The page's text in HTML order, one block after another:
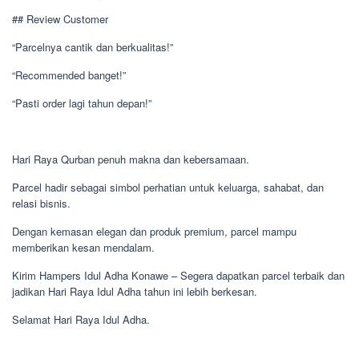
## Review Customer
“Parcelnya cantik dan berkualitas!”
“Recommended banget!”
“Pasti order lagi tahun depan!”
Hari Raya Qurban penuh makna dan kebersamaan.
Parcel hadir sebagai simbol perhatian untuk keluarga, sahabat, dan
relasi bisnis.
Dengan kemasan elegan dan produk premium, parcel mampu
memberikan kesan mendalam.
Kirim Hampers Idul Adha Konawe – Segera dapatkan parcel terbaik dan
jadikan Hari Raya Idul Adha tahun ini lebih berkesan.
Selamat Hari Raya Idul Adha.